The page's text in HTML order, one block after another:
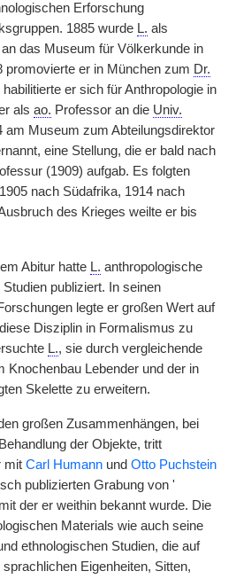
Erforschung
1885 wurde L. als
das Museum für Völkerkunde in
promovierte er in München zum Dr.
habilitierte er sich für Anthropologie in
als ao. Professor an die Univ.
am Museum zum Abteilungsdirektor
eine Stellung, die er bald nach
(1909) aufgab. Es folgten
nach Südafrika, 1914 nach
des Krieges weilte er bis
Abitur hatte L. anthropologische
publiziert. In seinen
legte er großen Wert auf
Disziplin in Formalismus zu
L., sie durch vergleichende
Knochenbau Lebender und der in
Skelette zu erweitern.
großen Zusammenhängen, bei
der Objekte, tritt
mit Carl Humann und Otto Puchstein
publizierten Grabung von '
der er weithin bekannt wurde. Die
Materials wie auch seine
ethnologischen Studien, die auf
Eigenheiten, Sitten,